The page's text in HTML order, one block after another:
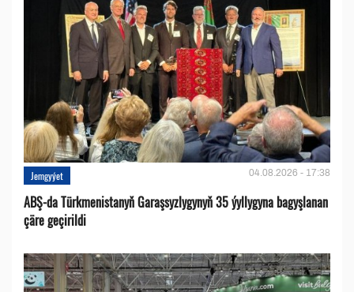
Jemgyýet 04.08.2026 - 17:38
ABŞ-da Türkmenistanyň Garaşsyzlygynyň 35 ýyllygyna bagyşlanan
çäre geçirildi